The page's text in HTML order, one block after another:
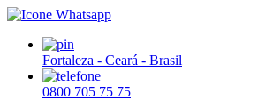
Fortaleza - Ceará - Brasil
0800 705 75 75